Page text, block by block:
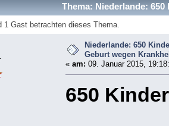
Thema: Niederlande:
mal)
1 Gast betrachten dieses Thema.
Niederlande: 650
Geburt wegen
« am: 09. Januar 2015,
650